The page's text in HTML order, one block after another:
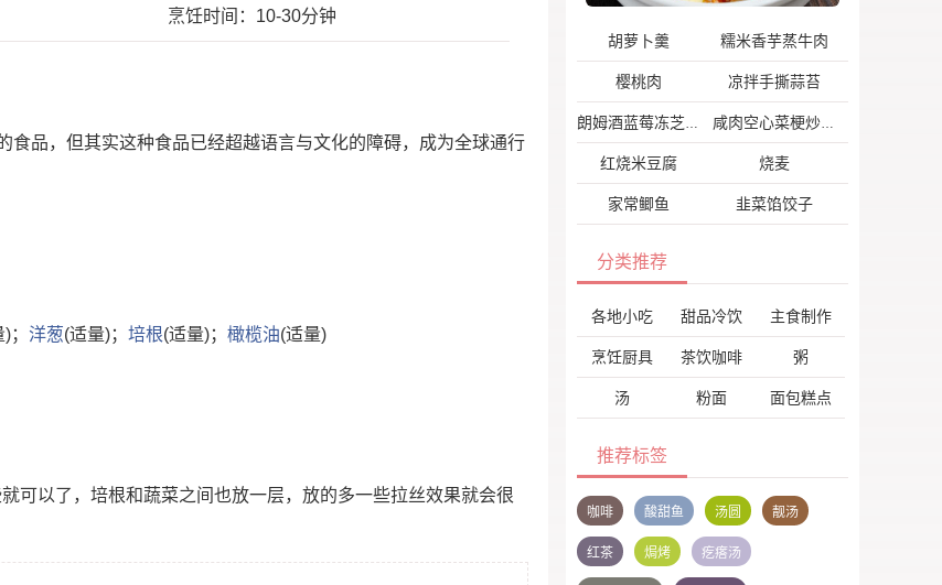
烹饪时间：10-30分钟
食品，但其实这种食品已经超越语言与文化的障碍，成为全球通行
； 洋葱(适量)； 培根(适量)； 橄榄油(适量)
可以了，培根和蔬菜之间也放一层，放的多一些拉丝效果就会很
胡萝卜羹 糯米香芋蒸牛肉
樱桃肉 凉拌手撕蒜苔
朗姆酒蓝莓冻芝士 咸肉空心菜梗炒花菜
红烧米豆腐 烧麦
家常鲫鱼 韭菜馅饺子
分类推荐
各地小吃 甜品冷饮 主食制作
烹饪厨具 茶饮咖啡 粥
汤 粉面 面包糕点
推荐标签
咖啡 酸甜鱼 汤圆 靓汤
红茶 焗烤 疙瘩汤